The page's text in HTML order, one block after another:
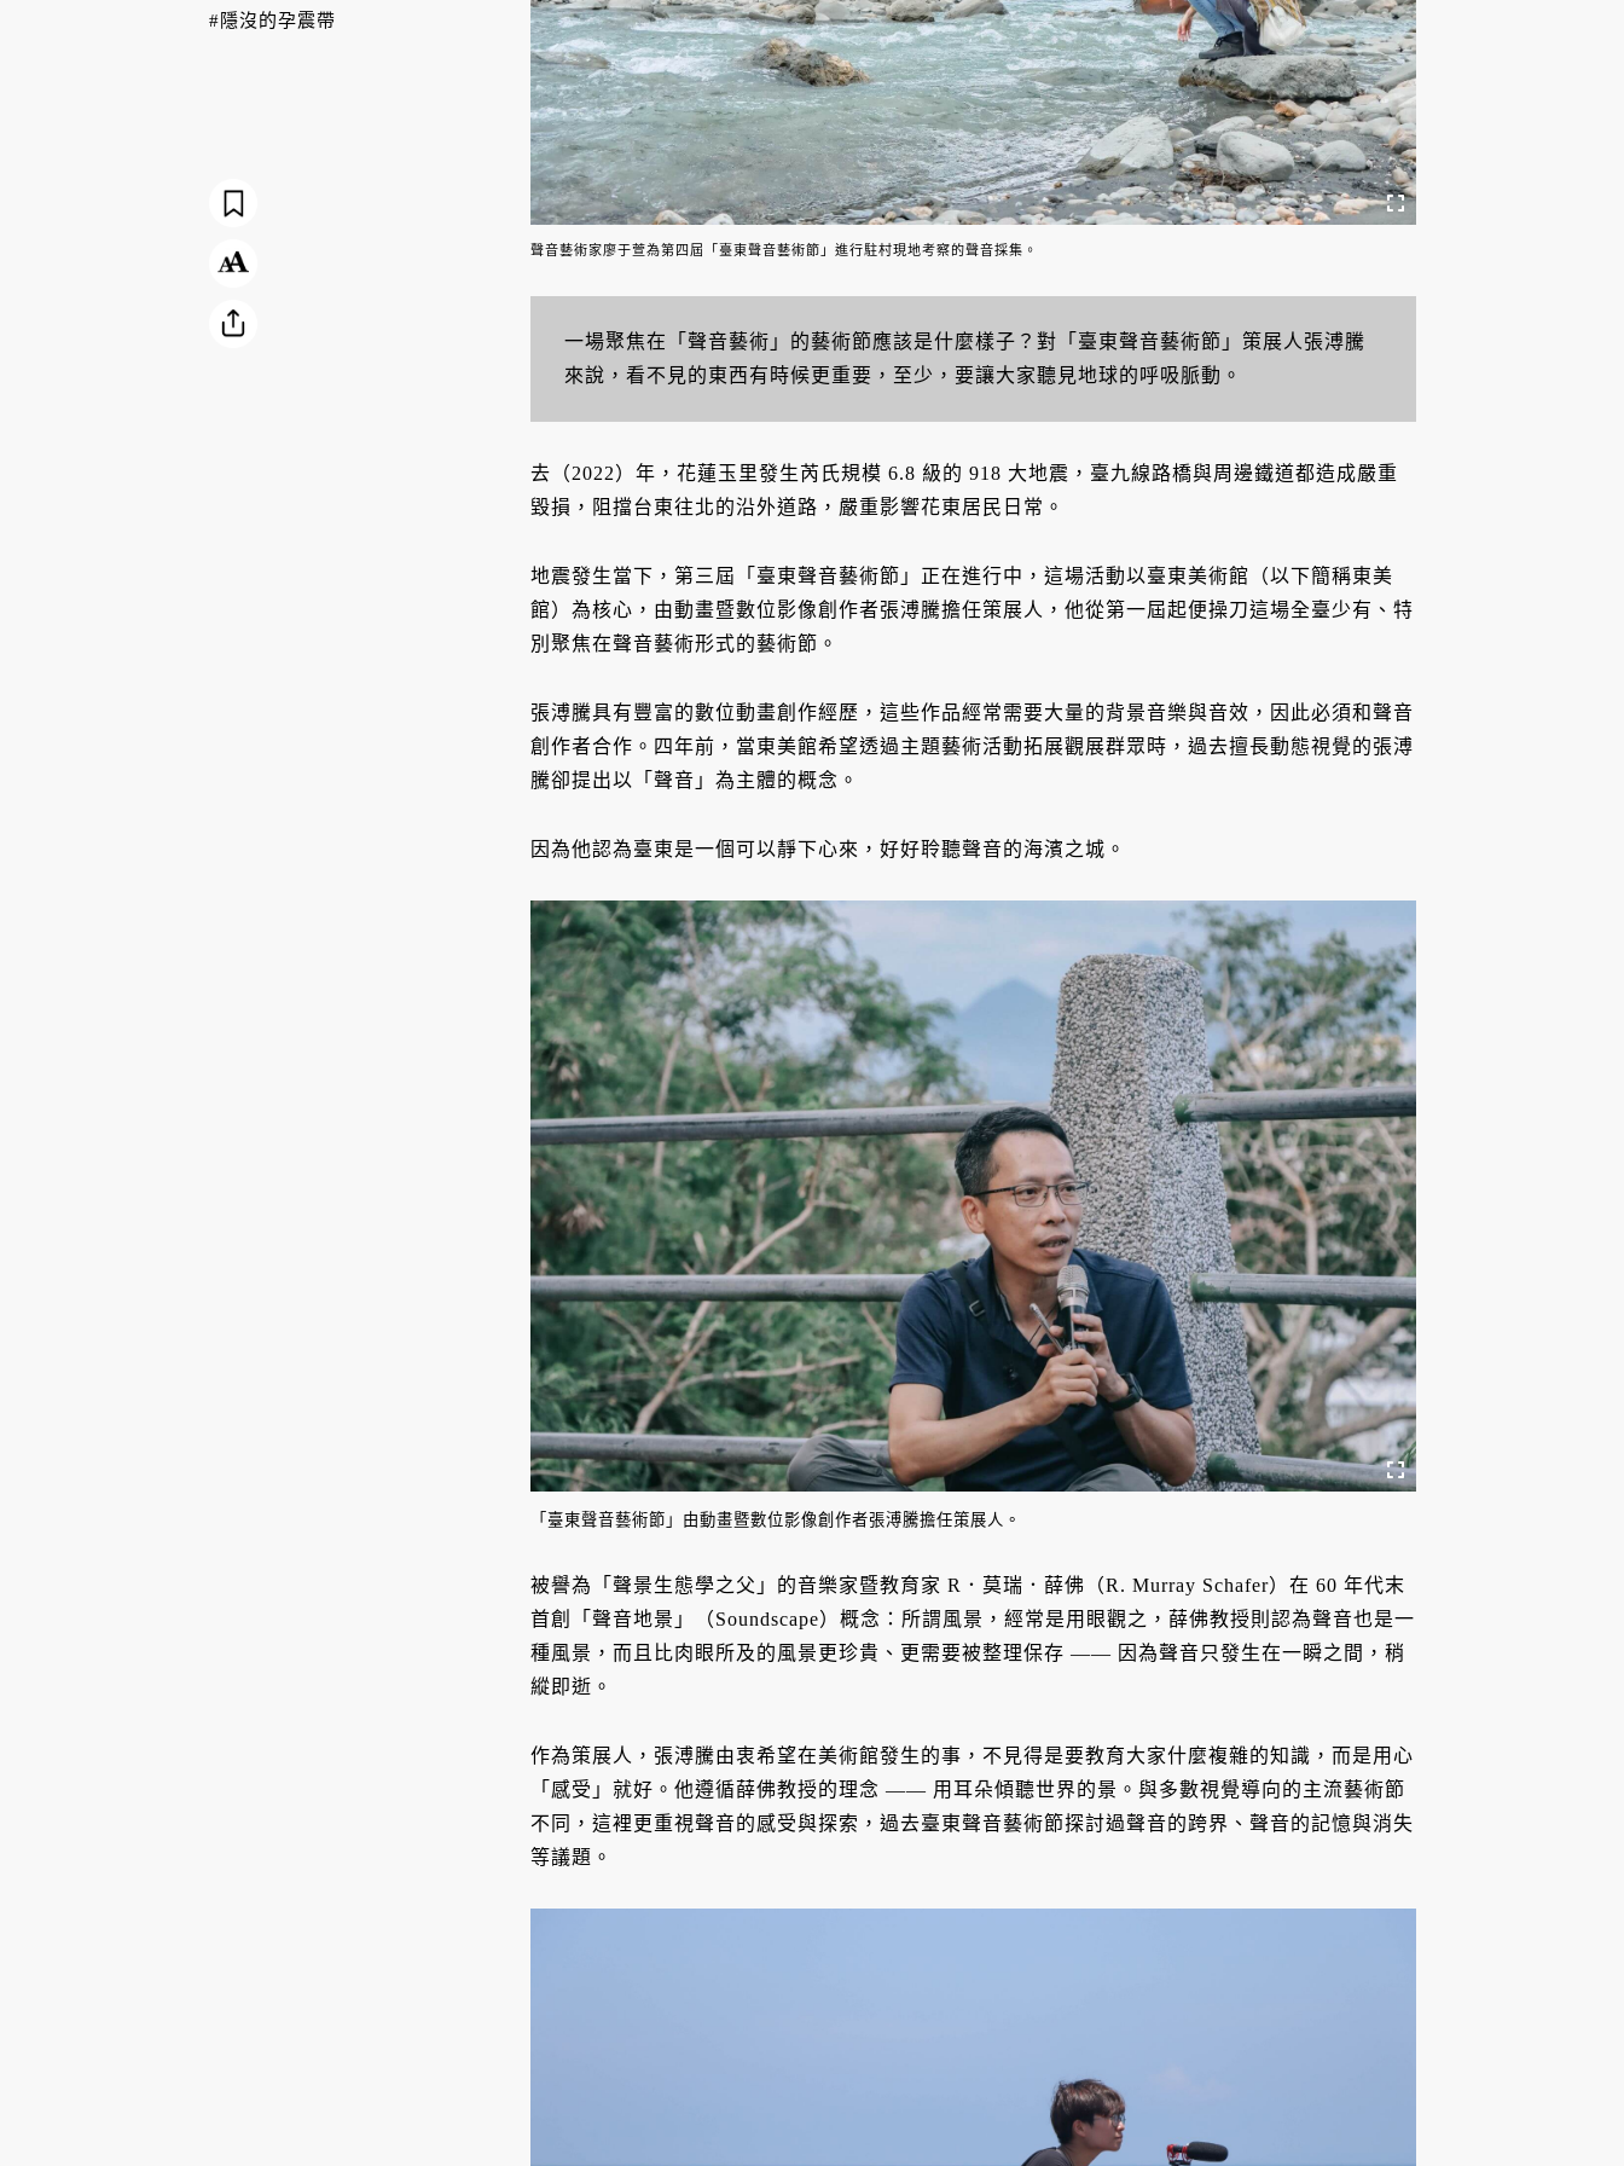
聲音藝術家廖于萱為第四屆「臺東聲音藝術節」進行駐村現地考察的聲音採集。
一場聚焦在「聲音藝術」的藝術節應該是什麼樣子？對「臺東聲音藝術節」策展人張溥騰
來說，看不見的東西有時候更重要，至少，要讓大家聽見地球的呼吸脈動。
去（2022）年，花蓮玉里發生芮氏規模 6.8 級的 918 大地震，臺九線路橋與周邊鐵道都造成嚴重
毀損，阻擋台東往北的沿外道路，嚴重影響花東居民日常。
地震發生當下，第三屆「臺東聲音藝術節」正在進行中，這場活動以臺東美術館（以下簡稱東美
館）為核心，由動畫暨數位影像創作者張溥騰擔任策展人，他從第一屆起便操刀這場全臺少有、特
別聚焦在聲音藝術形式的藝術節。
張溥騰具有豐富的數位動畫創作經歷，這些作品經常需要大量的背景音樂與音效，因此必須和聲音
創作者合作。四年前，當東美館希望透過主題藝術活動拓展觀展群眾時，過去擅長動態視覺的張溥
騰卻提出以「聲音」為主體的概念。
因為他認為臺東是一個可以靜下心來，好好聆聽聲音的海濱之城。
「臺東聲音藝術節」由動畫暨數位影像創作者張溥騰擔任策展人。
被譽為「聲景生態學之父」的音樂家暨教育家 R．莫瑞．薛佛（R. Murray Schafer）在 60 年代末
首創「聲音地景」（Soundscape）概念：所謂風景，經常是用眼觀之，薛佛教授則認為聲音也是一
種風景，而且比肉眼所及的風景更珍貴、更需要被整理保存 —— 因為聲音只發生在一瞬之間，稍
縱即逝。
作為策展人，張溥騰由衷希望在美術館發生的事，不見得是要教育大家什麼複雜的知識，而是用心
「感受」就好。他遵循薛佛教授的理念 —— 用耳朵傾聽世界的景。與多數視覺導向的主流藝術節
不同，這裡更重視聲音的感受與探索，過去臺東聲音藝術節探討過聲音的跨界、聲音的記憶與消失
等議題。
#隱沒的孕震帶